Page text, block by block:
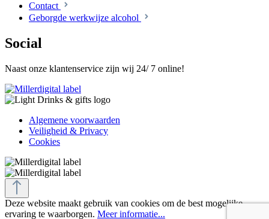
Contact
Geborgde werkwijze alcohol
Social
Naast onze klantenservice zijn wij 24/ 7 online!
Algemene voorwaarden
Veiligheid & Privacy
Cookies
Deze website maakt gebruik van cookies om de best mogelijke
ervaring te waarborgen. Meer informatie...